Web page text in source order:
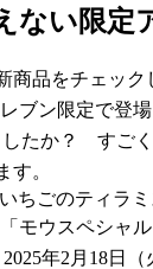
ない限定
商品をチェッ
ブン限定で登
したか？ すご
す。
ちごのティラミ
モウスペシャ
2025年2月18日